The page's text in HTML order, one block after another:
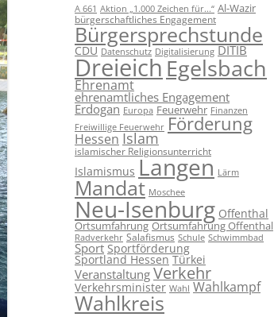
A 661 Aktion „1.000 Zeichen für...“ Al-Wazir
bürgerschaftliches Engagement
Bürgersprechstunde
CDU Datenschutz Digitalisierung DITIB
Dreieich Egelsbach
Ehrenamt
ehrenamtliches Engagement
Erdogan Europa Feuerwehr Finanzen
Freiwillige Feuerwehr Förderung
Hessen Islam
islamischer Religionsunterricht
Islamismus Langen Lärm
Mandat Moschee
Neu-Isenburg Offenthal
Ortsumfahrung Ortsumfahrung Offenthal
Radverkehr Salafismus Schule Schwimmbad
Sport Sportförderung
Sportland Hessen Türkei
Veranstaltung Verkehr
Verkehrsminister Wahl Wahlkampf
Wahlkreis